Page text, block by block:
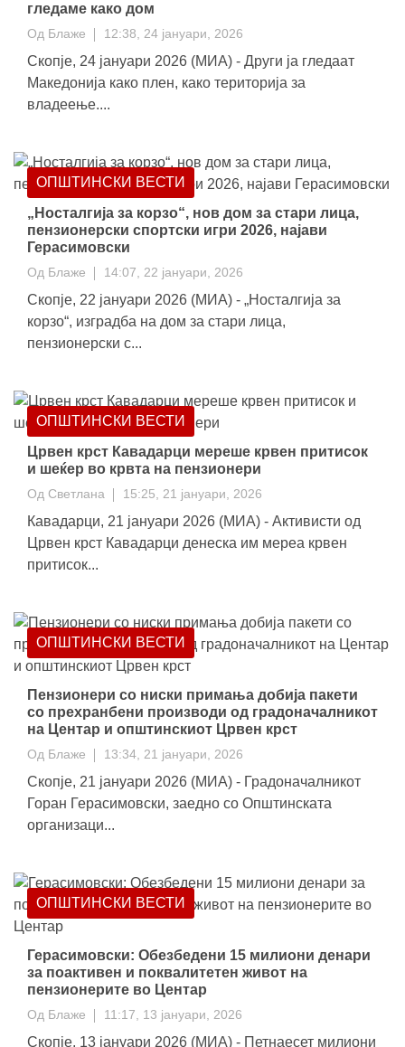
гледаме како дом
Од Блаже 12:38, 24 јануари, 2026
Скопје, 24 јануари 2026 (МИА) - Други ја гледаат
Македонија како плен, како територија за
владеење....
ОПШТИНСКИ ВЕСТИ
„Носталгија за корзо“, нов дом за стари лица,
пензионерски спортски игри 2026, најави
Герасимовски
Од Блаже 14:07, 22 јануари, 2026
Скопје, 22 јануари 2026 (МИА) - „Носталгија за
корзо“, изградба на дом за стари лица,
пензионерски с...
ОПШТИНСКИ ВЕСТИ
Црвен крст Кавадарци мереше крвен притисок
и шеќер во крвта на пензионери
Од Светлана 15:25, 21 јануари, 2026
Кавадарци, 21 јануари 2026 (МИА) - Активисти од
Црвен крст Кавадарци денеска им мереа крвен
притисок...
ОПШТИНСКИ ВЕСТИ
Пензионери со ниски примања добија пакети
со прехранбени производи од градоначалникот
на Центар и општинскиот Црвен крст
Од Блаже 13:34, 21 јануари, 2026
Скопје, 21 јануари 2026 (МИА) - Градоначалникот
Горан Герасимовски, заедно со Општинската
организаци...
ОПШТИНСКИ ВЕСТИ
Герасимовски: Обезбедени 15 милиони денари
за поактивен и поквалитетен живот на
пензионерите во Центар
Од Блаже 11:17, 13 јануари, 2026
Скопје, 13 јануари 2026 (МИА) - Петнаесет милиони